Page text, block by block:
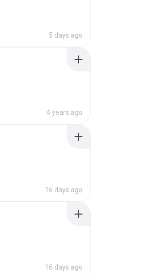
5 days ago
4 years ago
16 days ago
16 days ago